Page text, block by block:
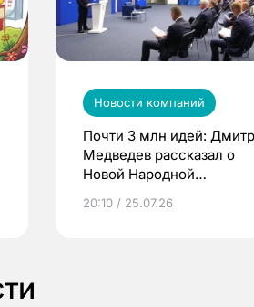
Новости компаний
Почти 3 млн идей:
Медведев рассказал о
Новой Народной
20:10 / 25.07.26